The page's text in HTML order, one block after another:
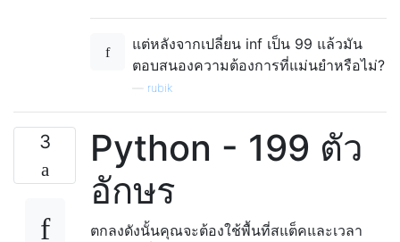
แต่หลังจากเปลี่ยน inf เป็น 99 แล้วมัน
ตอบสนองความต้องการที่แม่นยำหรือไม่?
rubik
3
Python - 199 ตัว
อักษร
ตกลงดังนั้นคุณจะต้องใช้พื้นที่สแต็คและเวลา